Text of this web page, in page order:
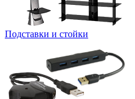
Подставки и стойки